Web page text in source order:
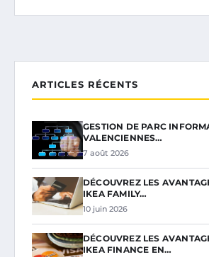
ARTICLES RÉCENTS
GESTION DE PARC
VALENCIENNES…
7 août 2026
DÉCOUVREZ LES
IKEA FAMILY…
10 juin 2026
DÉCOUVREZ LES
IKEA FINANCE EN…